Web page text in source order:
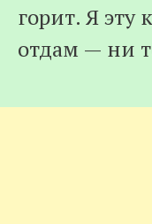
содержимому
горит. Я эту
отдам — ни